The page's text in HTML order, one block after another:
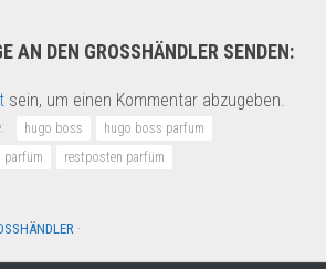
AN DEN GROSSHÄNDLER SENDEN:
sein, um einen Kommentar abzugeben.
hugo boss
hugo boss parfum
parfüm restposten parfüm
·